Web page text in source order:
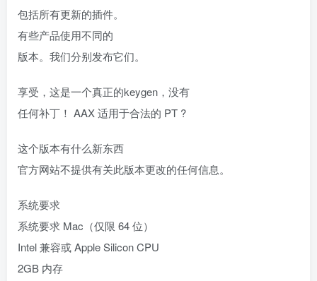
包括所有更新的插件。
有些产品使用不同的
版本。我们分别发布它们。
享受，这是一个真正的keygen，没有
任何补丁！ AAX 适用于合法的 PT ?
这个版本有什么新东西
官方网站不提供有关此版本更改的任何信息。
系统要求
系统要求 Mac（仅限 64 位）
Intel 兼容或 Apple Silicon CPU
2GB 内存